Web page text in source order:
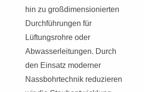
hin zu großdimensionierten
Durchführungen für
Lüftungsrohre oder
Abwasserleitungen. Durch
den Einsatz moderner
Nassbohrtechnik reduzieren